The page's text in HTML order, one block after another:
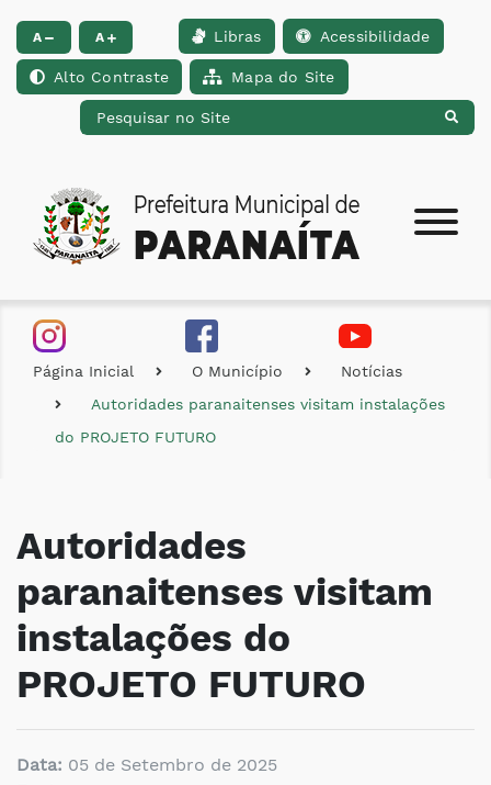
Ir para o conteúdo [alt+1] Ir para o menu [alt+2] Ir para a busca
A A Libras Acessibilidade
Alto Contraste Mapa do Site
Página Inicial O Município
Notícias
Autoridades paranaitenses visitam instalações
do PROJETO FUTURO
Autoridades
paranaitenses visitam
instalações do
PROJETO FUTURO
Data: 05 de Setembro de 2025